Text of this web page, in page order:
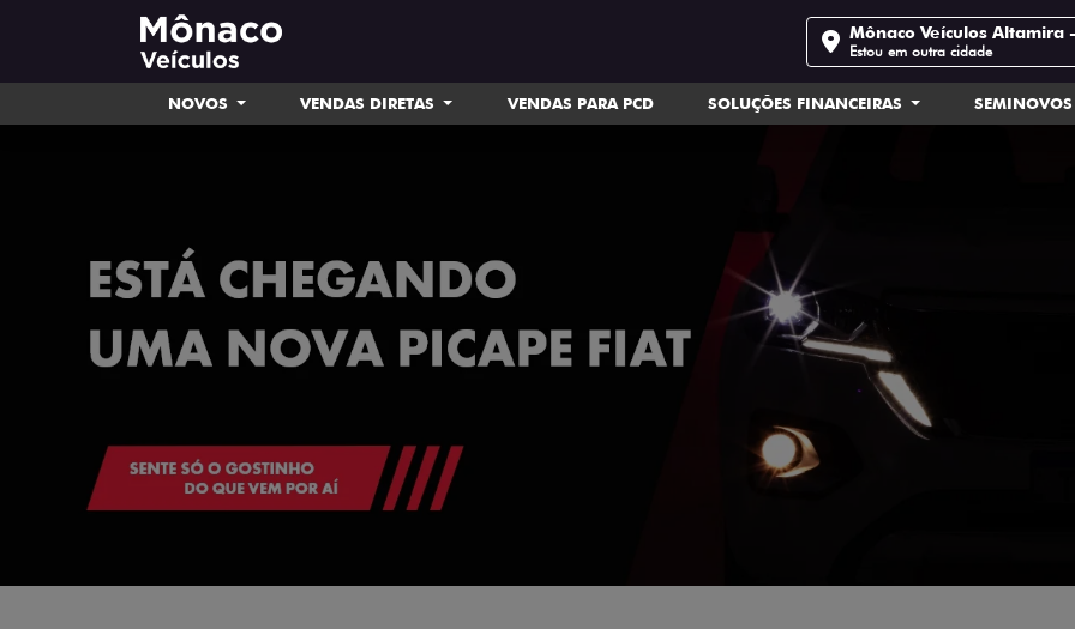
Mônaco Veículos Altamira
Estou em outra cidade
NOVOS VENDAS DIRETAS VENDAS PARA PCD SOLUÇÕES FINANCEIRAS SEMINOVOS